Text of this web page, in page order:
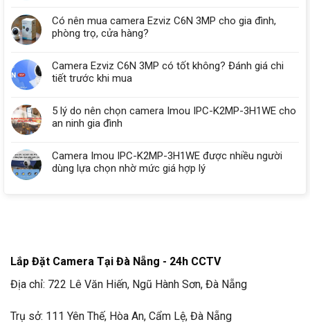
Có nên mua camera Ezviz C6N 3MP cho gia đình,
phòng trọ, cửa hàng?
Camera Ezviz C6N 3MP có tốt không? Đánh giá chi
tiết trước khi mua
5 lý do nên chọn camera Imou IPC-K2MP-3H1WE cho
an ninh gia đình
Camera Imou IPC-K2MP-3H1WE được nhiều người
dùng lựa chọn nhờ mức giá hợp lý
Lắp Đặt Camera Tại Đà Nẵng - 24h CCTV
Địa chỉ: 722 Lê Văn Hiến, Ngũ Hành Sơn, Đà Nẵng
Trụ sở: 111 Yên Thế, Hòa An, Cẩm Lệ, Đà Nẵng